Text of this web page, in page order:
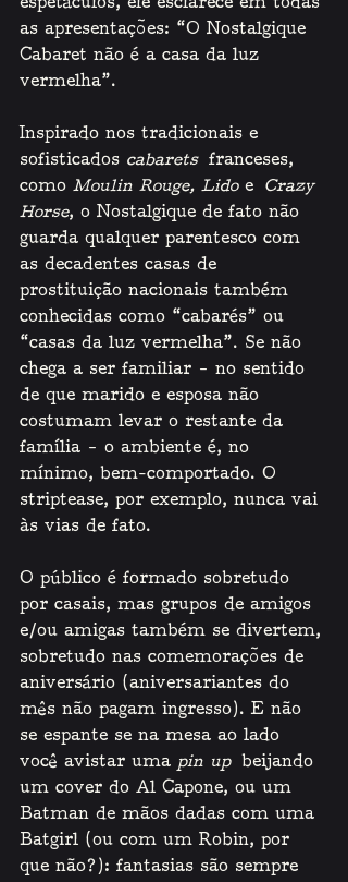
espetáculos, ele esclarece em todas
as apresentações: “O Nostalgique
Cabaret não é a casa da luz
vermelha”.
Inspirado nos tradicionais e
sofisticados cabarets franceses,
como Moulin Rouge, Lido e Crazy
Horse, o Nostalgique de fato não
guarda qualquer parentesco com
as decadentes casas de
prostituição nacionais também
conhecidas como “cabarés” ou
“casas da luz vermelha”. Se não
chega a ser familiar – no sentido
de que marido e esposa não
costumam levar o restante da
família – o ambiente é, no
mínimo, bem-comportado. O
striptease, por exemplo, nunca vai
às vias de fato.
O público é formado sobretudo
por casais, mas grupos de amigos
e/ou amigas também se divertem,
sobretudo nas comemorações de
aniversário (aniversariantes do
mês não pagam ingresso). E não
se espante se na mesa ao lado
você avistar uma pin up beijando
um cover do Al Capone, ou um
Batman de mãos dadas com uma
Batgirl (ou com um Robin, por
que não?): fantasias são sempre